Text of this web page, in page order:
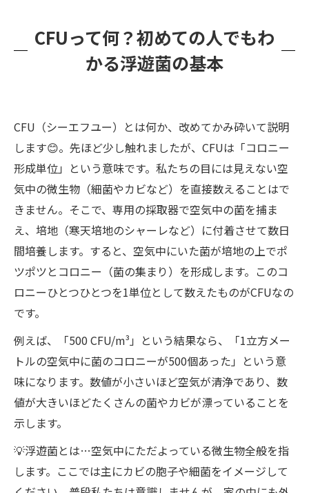
CFUって何？初めての人でもわ
かる浮遊菌の基本
CFU（シーエフユー）とは何か、改めてかみ砕いて説明
します😊。先ほど少し触れましたが、CFUは「コロニー
形成単位」という意味です。私たちの目には見えない空
気中の微生物（細菌やカビなど）を直接数えることはで
きません。そこで、専用の採取器で空気中の菌を捕ま
え、培地（寒天培地のシャーレなど）に付着させて数日
間培養します。すると、空気中にいた菌が培地の上でポ
ツポツとコロニー（菌の集まり）を形成します。このコ
ロニーひとつひとつを1単位として数えたものがCFUなの
です。
例えば、「500 CFU/m³」という結果なら、「1立方メー
トルの空気中に菌のコロニーが500個あった」という意
味になります。数値が小さいほど空気が清浄であり、数
値が大きいほどたくさんの菌やカビが漂っていることを
示します。
💡浮遊菌とは…空気中にただよっている微生物全般を指
します。ここでは主にカビの胞子や細菌をイメージして